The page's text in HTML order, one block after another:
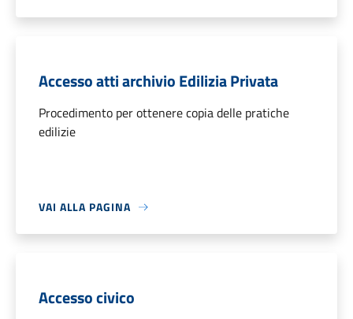
Accesso atti archivio Edilizia Privata
Procedimento per ottenere copia delle pratiche
edilizie
VAI ALLA PAGINA
Accesso civico